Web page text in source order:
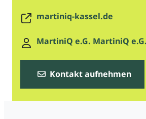
martiniq-kassel.de
MartiniQ e.G. MartiniQ e.G.
Kontakt aufnehmen